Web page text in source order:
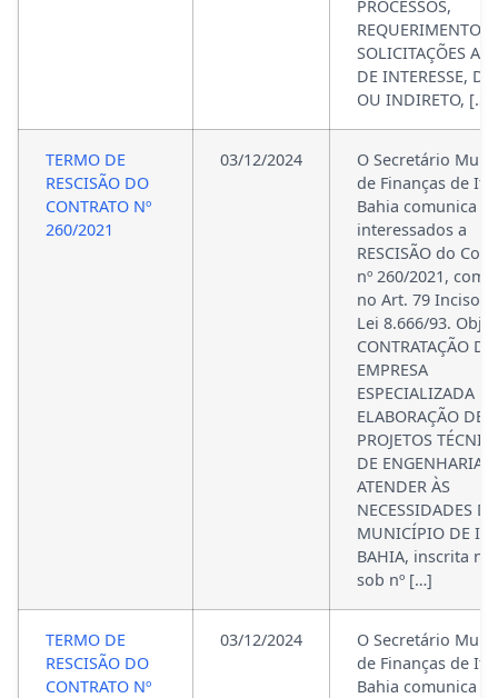
PROCESSOS,
REQUERIMENTOS
SOLICITAÇÕES
DE INTERESSE,
OU INDIRETO, […]
TERMO DE
RESCISÃO DO
CONTRATO Nº
260/2021
03/12/2024
O Secretário
de Finanças de
Bahia comunica
interessados a
RESCISÃO do
nº 260/2021, com
no Art. 79 Inciso
Lei 8.666/93.
CONTRATAÇÃO DE
EMPRESA
ESPECIALIZADA
ELABORAÇÃO DE
PROJETOS
DE ENGENHARIA,
ATENDER ÀS
NECESSIDADES
MUNICÍPIO DE
BAHIA, inscrita no
sob nº […]
TERMO DE
RESCISÃO DO
CONTRATO Nº
03/12/2024
O Secretário
de Finanças de
Bahia comunica